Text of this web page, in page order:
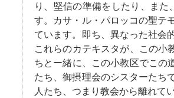
り、堅信の準備をしたり、ま
す。カサ・ル・パロッコの聖テ
ています。即ち、異なった社会
これらのカテキスタが、この小
ちとー緒に、この小教区でこの
たち、御摂理会のシスターた
人たち、つまり教会から離れて